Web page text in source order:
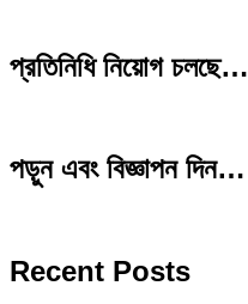
প্রতিনিধি নিয়োগ চলছে…
পড়ুন এবং বিজ্ঞাপন দিন…
Recent Posts